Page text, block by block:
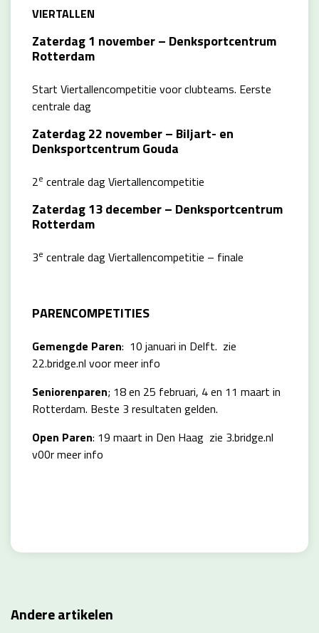
VIERTALLEN
Zaterdag 1 november – Denksportcentrum
Rotterdam
Start Viertallencompetitie voor clubteams. Eerste
centrale dag
Zaterdag 22 november – Biljart- en
Denksportcentrum Gouda
2e centrale dag Viertallencompetitie
Zaterdag 13 december – Denksportcentrum
Rotterdam
3e centrale dag Viertallencompetitie – finale
PARENCOMPETITIES
Gemengde Paren: 10 januari in Delft. zie
22.bridge.nl voor meer info
Seniorenparen; 18 en 25 februari, 4 en 11 maart in
Rotterdam. Beste 3 resultaten gelden.
Open Paren: 19 maart in Den Haag zie 3.bridge.nl
v00r meer info
Andere artikelen